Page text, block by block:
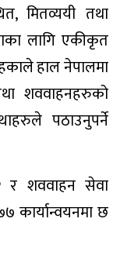
मितव्ययी तथा
लागि एकीकृत
हाल नेपालमा
शववाहनहरुको
पठाउनुपर्ने
र शववाहन सेवा
कार्यान्वयनमा छ